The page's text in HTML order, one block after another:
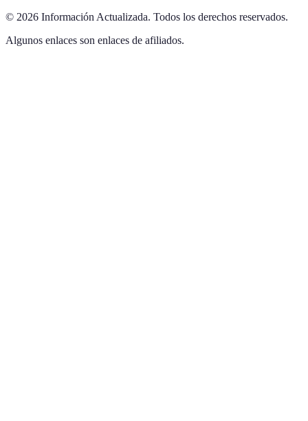
© 2026 Información Actualizada. Todos los derechos reservados.
Algunos enlaces son enlaces de afiliados.